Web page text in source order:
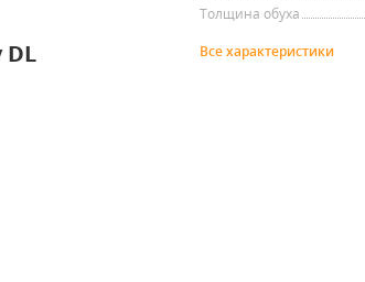
Толщина обуха
Все характеристики